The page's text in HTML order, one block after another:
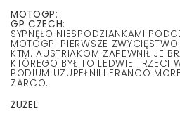
MOTOGP:
GP CZECH:
SYPNĘŁO NIESPODZIANKAMI
MOTOGP. PIERWSZE
KTM. AUSTRIAKOM ZAPEWNIŁ JE
KTÓREGO BYŁ TO LEDWIE TRZECI
PODIUM UZUPEŁNILI FRANCO
ZARCO.
ŻUŻEL: